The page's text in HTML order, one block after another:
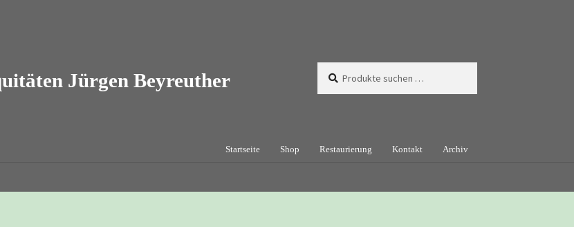
nach:
Startseite Shop Restaurierung Kontakt Archiv